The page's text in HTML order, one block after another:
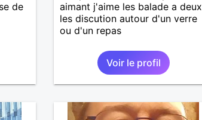
le
de
aimant j'aime les balade a deux
les discution autour d'un verre
ou d'un repas
Voir le profil